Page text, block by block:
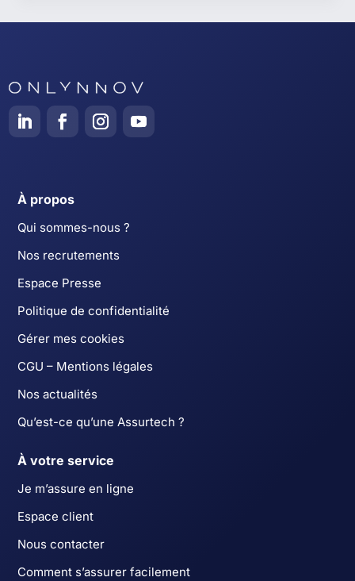
À propos
Qui sommes-nous ?
Nos recrutements
Espace Presse
Politique de confidentialité
Gérer mes cookies
CGU – Mentions légales
Nos actualités
Qu’est-ce qu’une Assurtech ?
À votre service
Je m’assure en ligne
Espace client
Nous contacter
Comment s’assurer facilement